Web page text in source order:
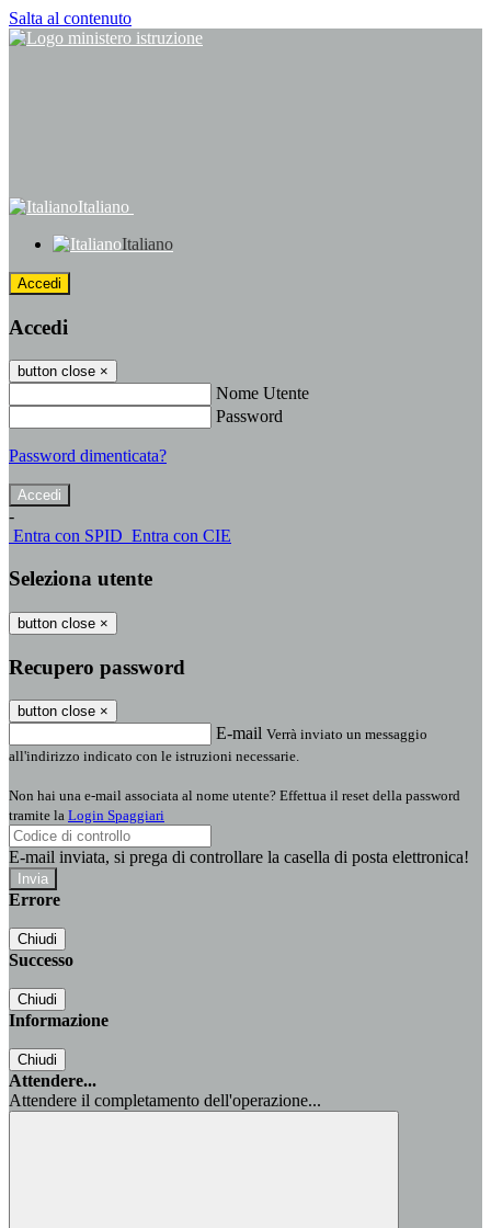
Salta al contenuto
Italiano
Italiano
Accedi
Accedi
button close ×
Nome Utente
Password
Password dimenticata?
-
Entra con SPID Entra con CIE
Seleziona utente
button close ×
Recupero password
button close ×
E-mail Verrà inviato un messaggio
all'indirizzo indicato con le istruzioni necessarie.
Non hai una e-mail associata al nome utente? Effettua il reset della password
tramite la Login Spaggiari
E-mail inviata, si prega di controllare la casella di posta elettronica!
Errore
Chiudi
Successo
Chiudi
Informazione
Chiudi
Attendere...
Attendere il completamento dell'operazione...